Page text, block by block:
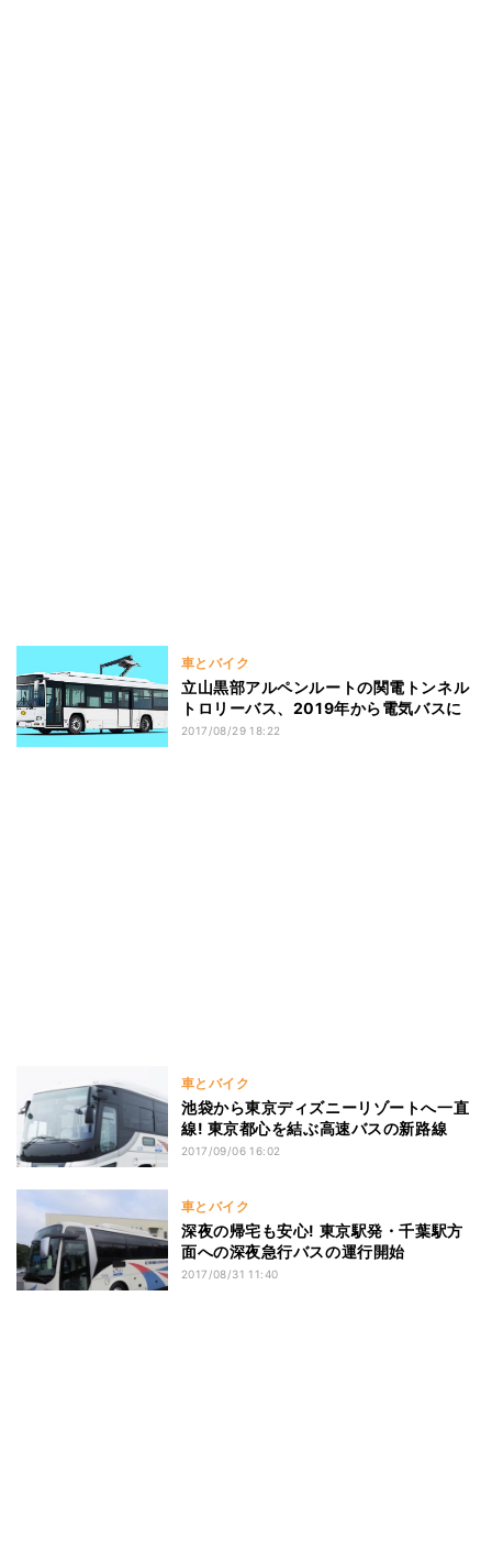
車とバイク
立山黒部アルペンルートの関電トンネル
トロリーバス、2019年から電気バスに
2017/08/29 18:22
車とバイク
池袋から東京ディズニーリゾートへ一直
線! 東京都心を結ぶ高速バスの新路線
2017/09/06 16:02
車とバイク
深夜の帰宅も安心! 東京駅発・千葉駅方
面への深夜急行バスの運行開始
2017/08/31 11:40